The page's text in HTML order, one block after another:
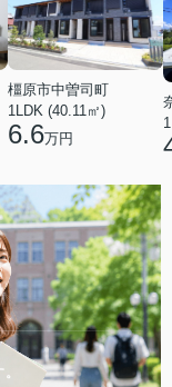
橿原市中曽司町
1LDK (40.11㎡)
6.6万円